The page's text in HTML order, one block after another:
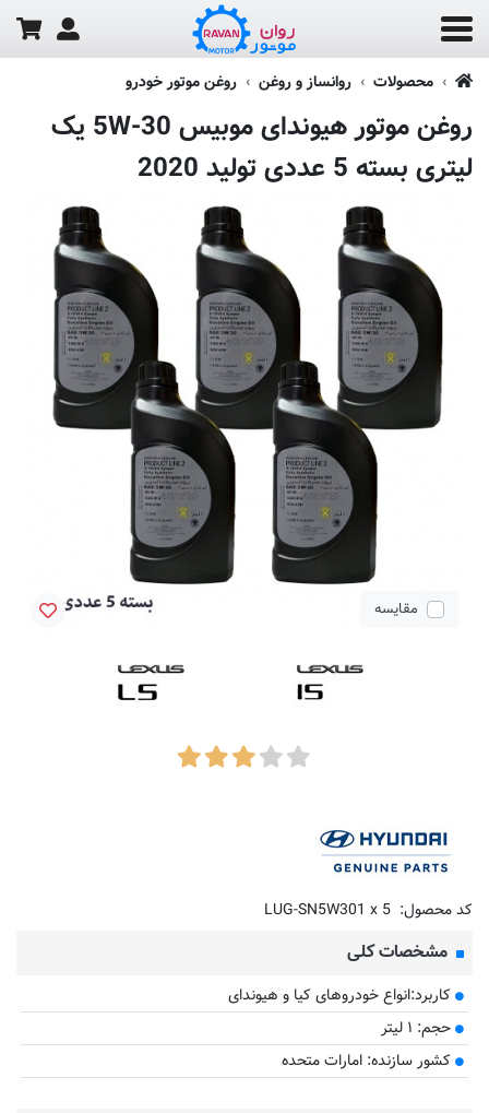
محصولات روانساز و روغن روغن موتور خودرو
روغن موتور هیوندای موبیس 5W-30 یک
لیتری بسته 5 عددی تولید 2020
مقایسه
کد محصول: LUG-SN5W301 x 5
مشخصات کلی
کاربرد:انواع خودروهای کیا و هیوندای
حجم: ۱ لیتر
کشور سازنده: امارات متحده